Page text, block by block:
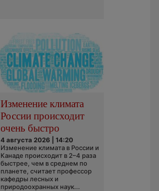
Изменение климата
России происходит
очень быстро
4 августа 2026 | 14:20
Изменение климата в России и
Канаде происходит в 2–4 раза
быстрее, чем в среднем по
планете, считает профессор
кафедры лесных и
природоохранных наук...